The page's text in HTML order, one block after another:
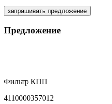
запрашивать предложение
Предложение
Фильтр КПП
4110000357012